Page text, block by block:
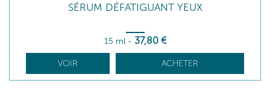
SÉRUM DÉFATIGUANT YEUX
15 ml - 37,80 €
VOIR ACHETER